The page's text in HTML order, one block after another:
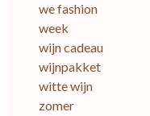
we fashion
week
wijn cadeau
wijnpakket
witte wijn
zomer